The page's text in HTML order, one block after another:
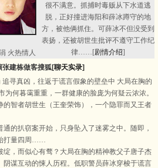
火热情人
很不满意。抓捕时毒贩从下水道逃
脱，正好撞进海阳和薛冰蹲守的地
方，被他俩抓住。可薛冰不但没受到
表扬，还被胡世生批评不遵守工作纪
律……[剧情介绍]
张建栋做客搜狐[聊天实录]
寻真凶，往返于谎言假象的壁垒中 大局在胸的
何暮霭重重，一群健康的脸庞为何疑云浓浓。
智者胡世生（王奎荣饰），一个隐罪而又王者
扒窃案开始，只身坠入了迷雾之中。随即，
打量四周……
，而似心有骛？大局在胸的精神教父子唐子杰
谋互动的悚人历程。低职警员薛冰穿梭于谎言